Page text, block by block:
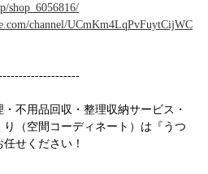
shop_6056816/
channel/UCmKm4LqPvFuytCijWC
不用品回収・整理収納サービス・
（空間コーディネート）は『うつ
せください！